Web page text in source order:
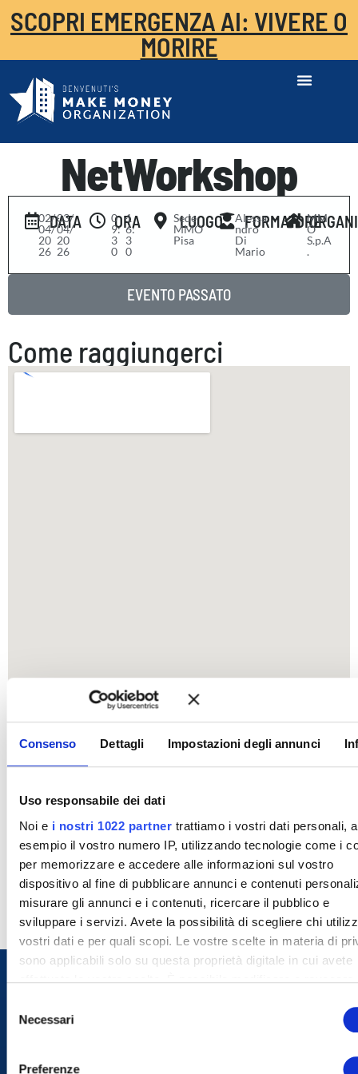
Consenso Dettagli Impostazioni degli annunci
Uso responsabile dei dati
Noi e i nostri 1022 partnertrattiamo i vostri dati personali,
esempio il vostro numero IP, utilizzando tecnologie come i
per memorizzare e accedere alle informazioni sul vostro
dispositivo al fine di pubblicare annunci e contenuti
misurare gli annunci e i contenuti, ricercare il pubblico e
sviluppare i servizi. Avete la possibilità di scegliere chi
vostri dati e per quali scopi. Le vostre scelte in materia di
sono applicabili solo su questa proprietà digitale in cui avete
effettuato le vostre scelte. È possibile modificare o revocare
cookie o facendo clic sull'icona di attivazione della privacy.
Necessari
Preferenze
SCOPRI EMERGENZA AI: VIVERE O
MORIRE
NetWorkshop
DATA
02/
04/
20
26
-03/
04/
20
26
ORA
0
9:
3
0
-1
6:
3
0
LUOGO
Sede
MMO
Pisa
FORMATORE
Alessa
ndro
Di
Mario
MM
O
S.p.A
.
EVENTO PASSATO
Come raggiungerci